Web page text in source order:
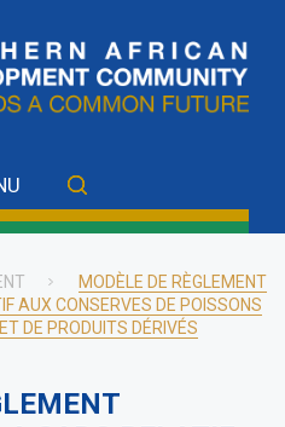
MODÈLE DE RÈGLEMENT
AUX CONSERVES DE POISSONS
DE PRODUITS DÉRIVÉS